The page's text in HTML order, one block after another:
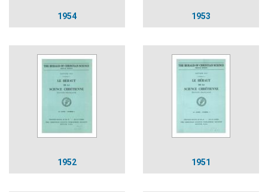
1954 1953
1952 1951